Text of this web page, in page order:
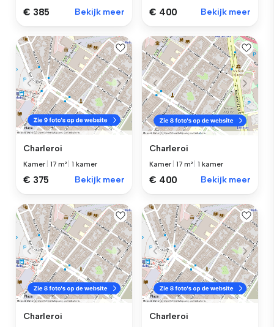
€ 385 Bekijk meer € 400 Bekijk meer
Charleroi
Kamer |17 m² |1 kamer
€ 375 Bekijk meer
Charleroi
Kamer |17 m² |1 kamer
€ 400 Bekijk meer
Charleroi Charleroi